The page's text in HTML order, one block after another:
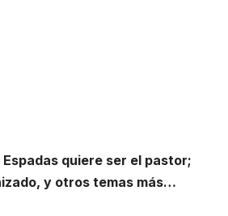
quiere ser el pastor;
y otros temas más…